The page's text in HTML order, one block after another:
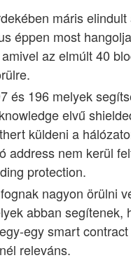
máris
éppen most
az elmúlt 40
és 196 melyek
elvű
küldeni a
address nem kerül
protection.
nagyon örülni
abban segítenek,
egy smart
releváns.